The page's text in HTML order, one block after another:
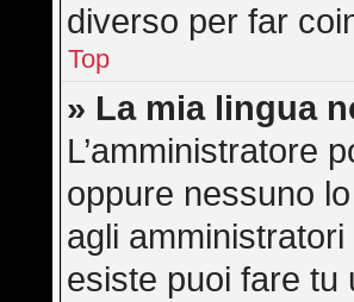
diverso per far
Top
» La mia lingua
L’amministratore
oppure nessuno
agli
esiste puoi fare tu